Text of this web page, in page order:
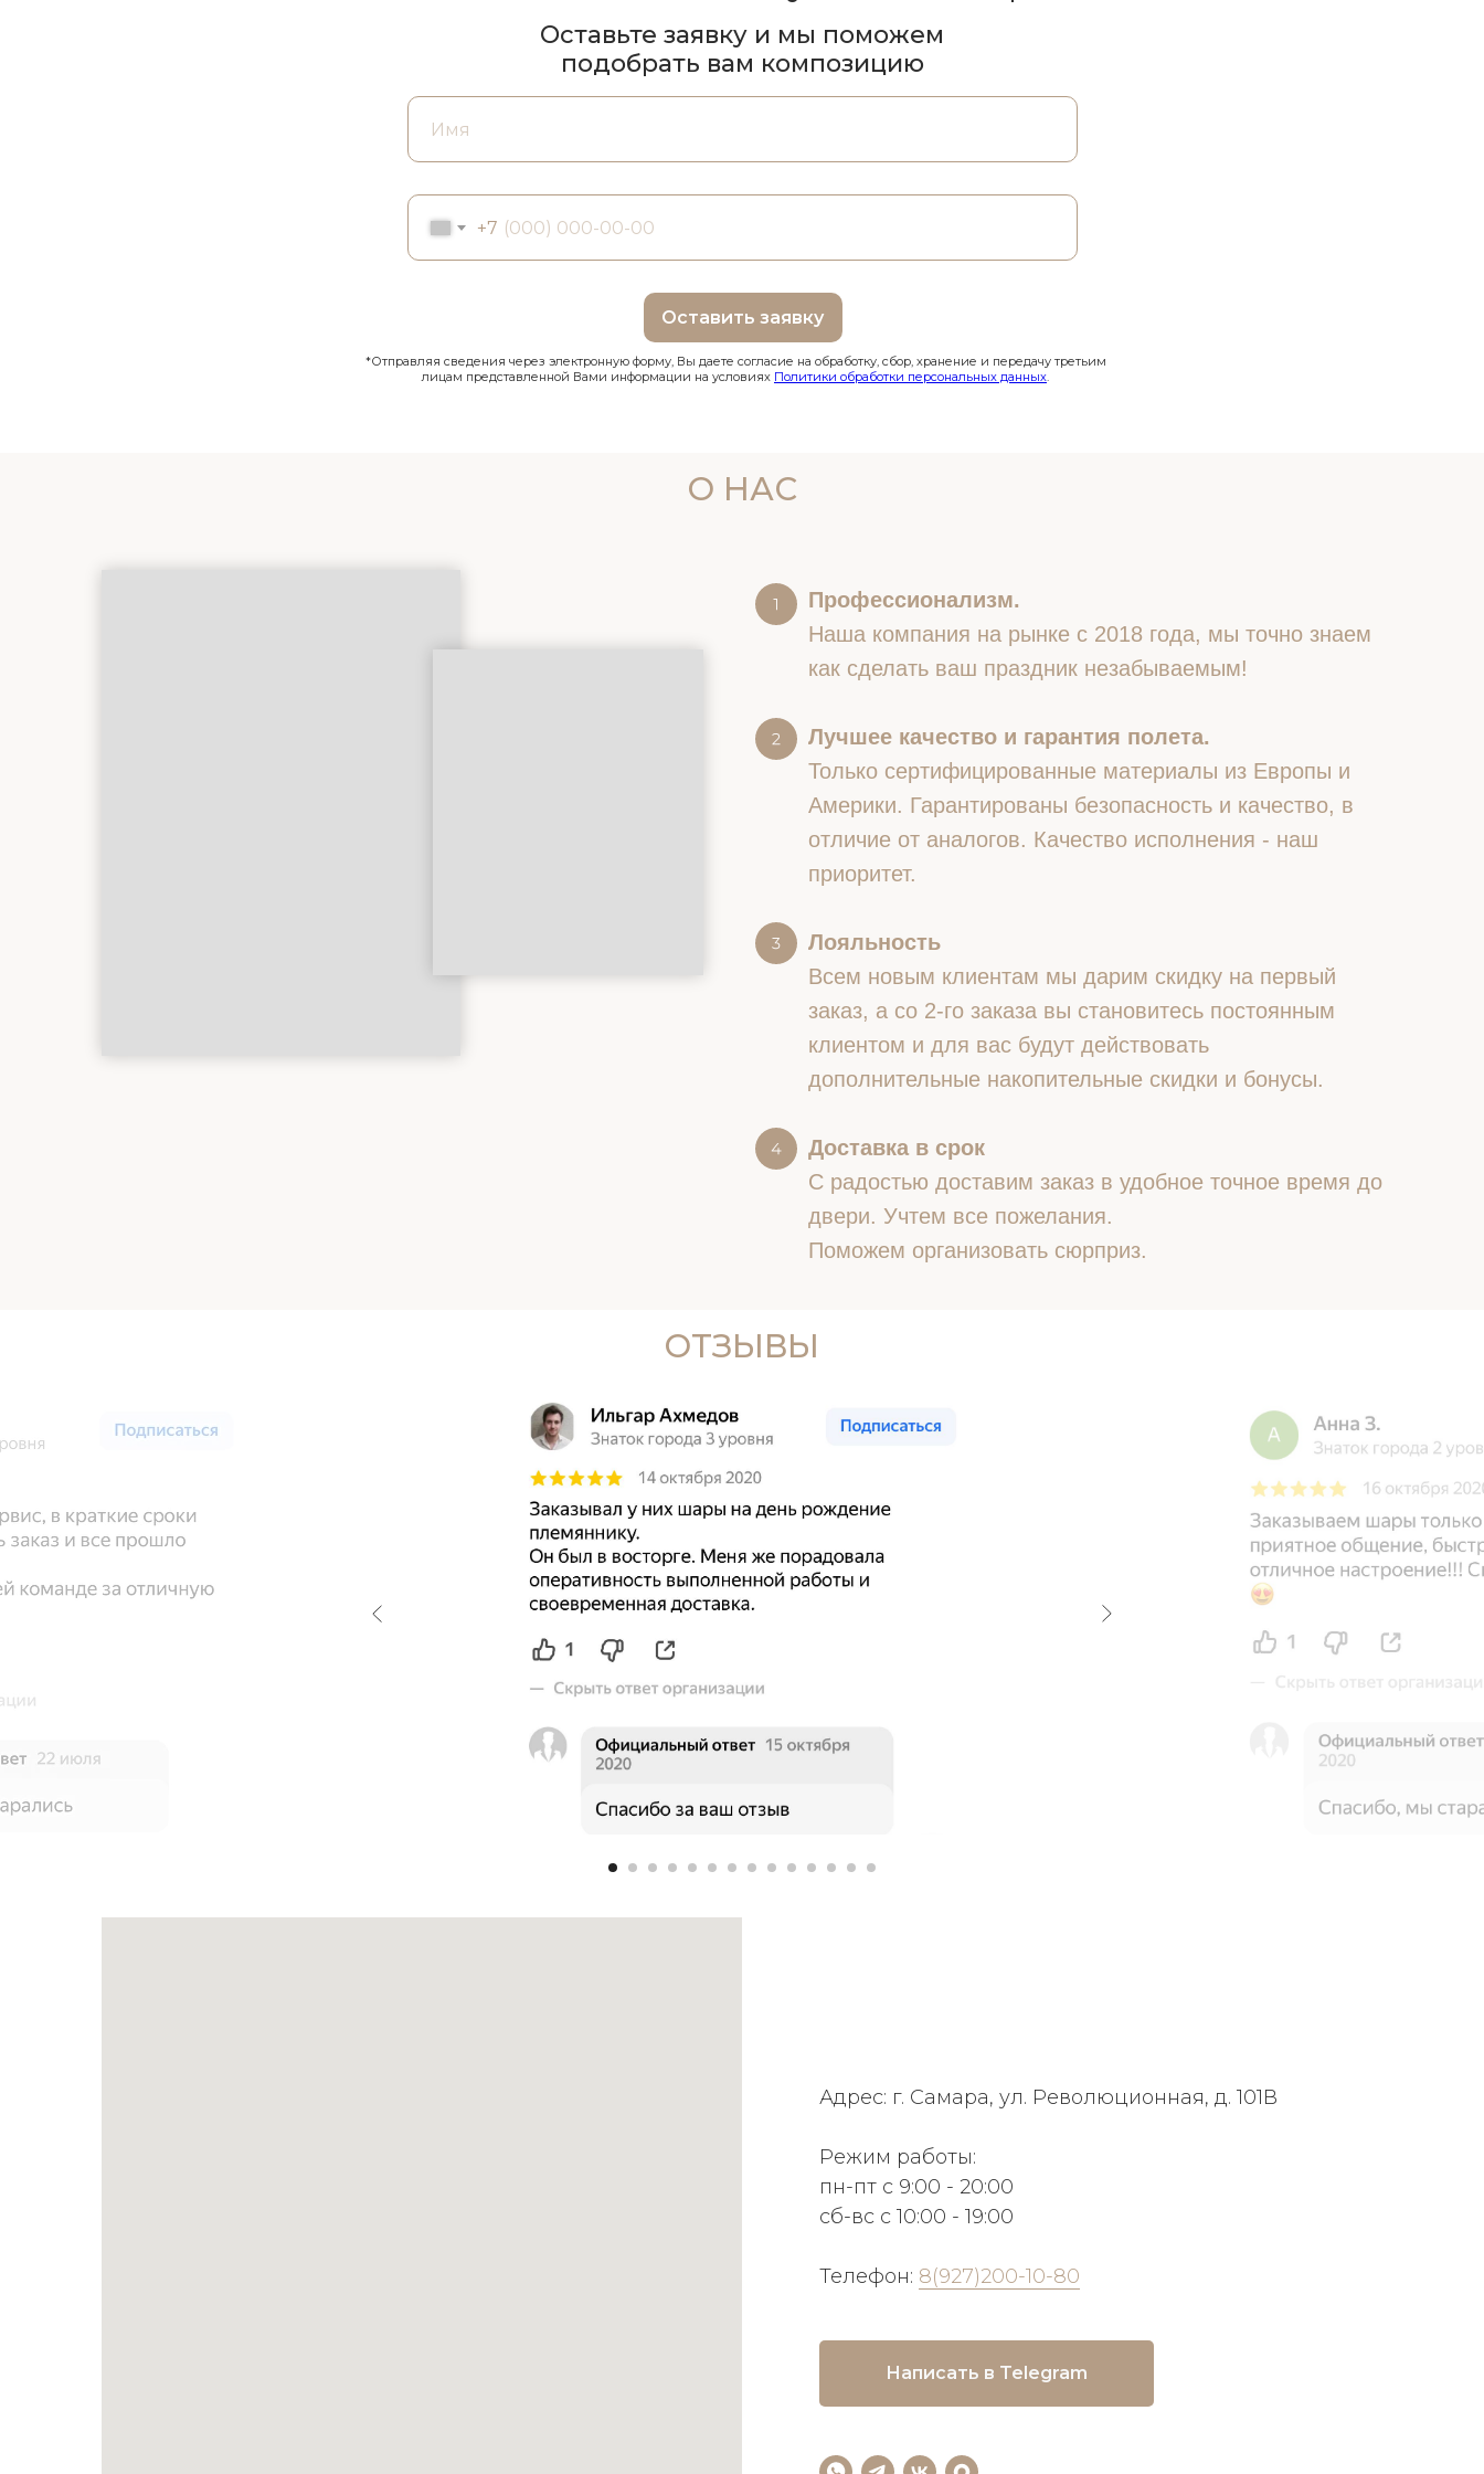
+7
Оставить заявку
Оставьте заявку и мы поможем
подобрать вам композицию
*Отправляя сведения через электронную форму, Вы даете согласие на обработку, сбор, хранение и передачу третьим
лицам представленной Вами информации на условиях Политики обработки персональных данных.
О НАС
Профессионализм.
Наша компания на рынке с 2018 года, мы точно знаем
как сделать ваш праздник незабываемым!
Лучшее качество и гарантия полета.
Только сертифицированные материалы из Европы и
Америки. Гарантированы безопасность и качество, в
отличие от аналогов. Качество исполнения - наш
приоритет.
Лояльность
Всем новым клиентам мы дарим скидку на первый
заказ, а со 2-го заказа вы становитесь постоянным
клиентом и для вас будут действовать
дополнительные накопительные скидки и бонусы.
Доставка в срок
С радостью доставим заказ в удобное точное время до
двери. Учтем все пожелания.
Поможем организовать сюрприз.
ОТЗЫВЫ
Адрес: г. Самара, ул. Революционная, д. 101В
Режим работы:
пн-пт с 9:00 - 20:00
сб-вс с 10:00 - 19:00
Телефон: 8(927)200-10-80
Написать в Telegram